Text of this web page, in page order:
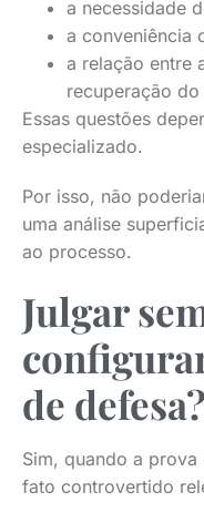
a necessidade
a conveniência
a relação entre
recuperação
Essas questões
especializado.
Por isso, não
uma análise
ao processo.
Julgar
de defesa?
Sim, quando a prova
fato controvertido